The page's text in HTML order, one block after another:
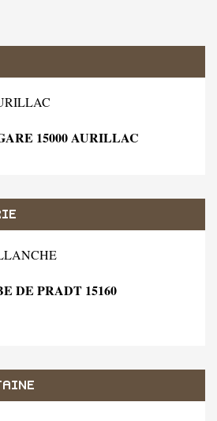
15000 AURILLAC
DE PRADT 15160